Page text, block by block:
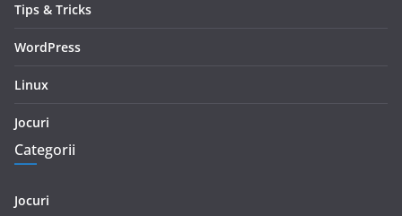
Tips & Tricks
WordPress
Linux
Jocuri
Categorii
Jocuri